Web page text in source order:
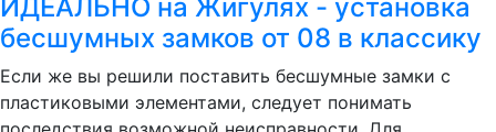
ИДЕАЛЬНО на Жигулях - установка
бесшумных замков от 08 в классику
Если же вы решили поставить бесшумные замки с
пластиковыми элементами, следует понимать